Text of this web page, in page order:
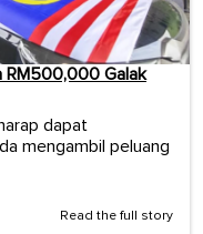
RM500,000 Galak
dapat
mengambil peluang
Read the full story